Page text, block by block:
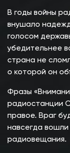
В годы войны
внушало
голосом
убедительнее
страна не
о которой он
Фразы
радиостанции
правое. Враг
навсегда
радиовещания.